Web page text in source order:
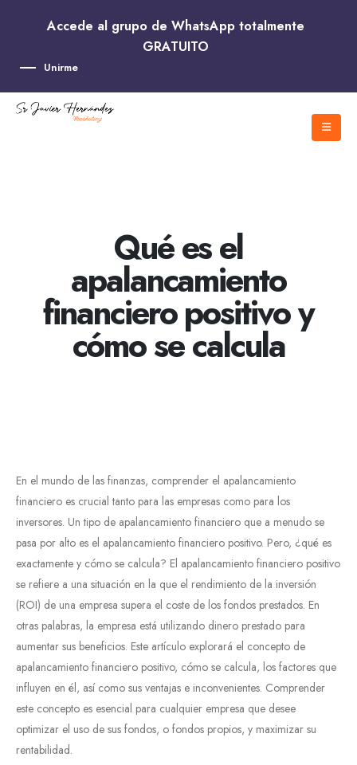
Accede al grupo de WhatsApp totalmente
GRATUITO
Unirme
Qué es el
apalancamiento
financiero positivo y
cómo se calcula
En el mundo de las finanzas, comprender el apalancamiento
financiero es crucial tanto para las empresas como para los
inversores. Un tipo de apalancamiento financiero que a menudo se
pasa por alto es el apalancamiento financiero positivo. Pero, ¿qué es
exactamente y cómo se calcula? El apalancamiento financiero positivo
se refiere a una situación en la que el rendimiento de la inversión
(ROI) de una empresa supera el coste de los fondos prestados. En
otras palabras, la empresa está utilizando dinero prestado para
aumentar sus beneficios. Este artículo explorará el concepto de
apalancamiento financiero positivo, cómo se calcula, los factores que
influyen en él, así como sus ventajas e inconvenientes. Comprender
este concepto es esencial para cualquier empresa que desee
optimizar el uso de sus fondos, o fondos propios, y maximizar su
rentabilidad.